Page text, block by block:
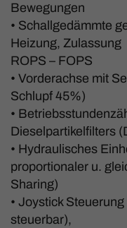
Bewegungen
• Schallgedämmte
Heizung, Zulassung
ROPS – FOPS
• Vorderachse mit
Schlupf 45%)
•
Dieselpartikelfilters
• Hydraulisches
proportionaler u.
Sharing)
• Joystick
steuerbar),